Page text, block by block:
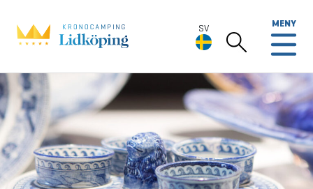
SV
SV
Deutsch
English
MENY